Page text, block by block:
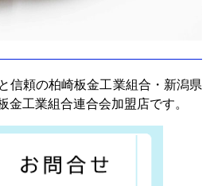
信頼の柏崎板金工業組合・新潟県
金工業組合連合会加盟店です。